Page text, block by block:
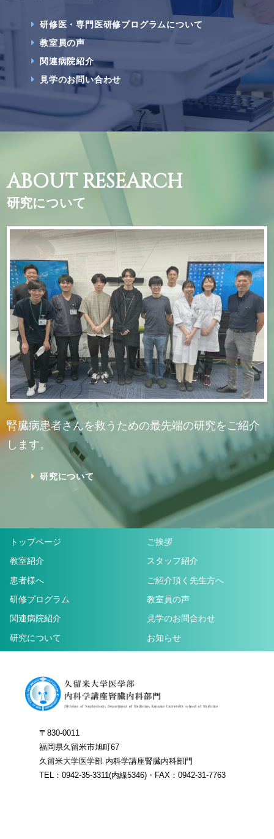
研修医・専門医研修プログラムについて
教室員の声
関連病院紹介
見学のお問い合わせ
ABOUT RESEARCH
研究について
腎臓病患者さんを救うための最先端の研究をご紹介
します。
研究について
トップページ
ご挨拶
教室紹介
スタッフ紹介
患者様へ
ご紹介頂く先生方へ
研修プログラム
教室員の声
関連病院紹介
見学のお問合わせ
研究について
お知らせ
〒830-0011
福岡県久留米市旭町67
久留米大学医学部 内科学講座腎臓内科部門
TEL：0942-35-3311(内線5346)・FAX：0942-31-7763